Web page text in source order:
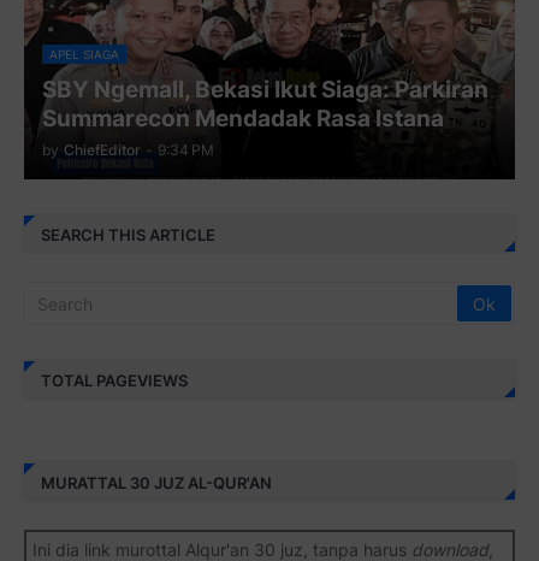
APEL SIAGA
SBY Ngemall, Bekasi Ikut Siaga: Parkiran
Summarecon Mendadak Rasa Istana
by ChiefEditor - 9:34 PM
SEARCH THIS ARTICLE
TOTAL PAGEVIEWS
MURATTAL 30 JUZ AL-QUR'AN
Ini dia link murottal Alqur'an 30 juz, tanpa harus download,